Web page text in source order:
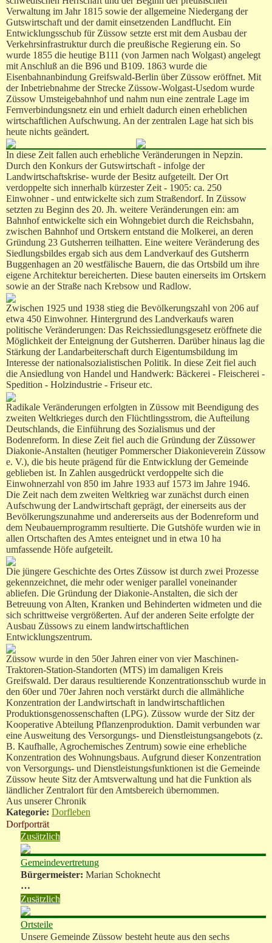
Verwaltung im Jahr 1815 sowie der allgemeine Niedergang der
Gutswirtschaft und der damit einsetzenden Landflucht. Ein
Entwicklungsschub für Züssow setzte erst mit dem Ausbau der
Verkehrsinfrastruktur durch die preußische Regierung ein. So
wurde 1855 die heutige B111 (von Jarmen nach Wolgast) angelegt
mit Anschluß an die B96 und B109. 1863 wurde die
Eisenbahnanbindung Greifswald-Berlin über Züssow eröffnet. Mit
der Inbetriebnahme der Strecke Züssow-Wolgast-Usedom wurde
Züssow Umsteigebahnhof und nahm nun eine zentrale Lage im
Fernverbindungsnetz ein und erhielt dadurch einen erheblichen
wirtschaftlichen Aufschwung. An der zentralen Lage hat sich bis
heute nichts geändert.
In diese Zeit fallen auch erhebliche Veränderungen in Nepzin.
Durch den Konkurs der Gutswirtschaft - infolge der
Landwirtschaftskrise- wurde der Besitz aufgeteilt. Der Ort
verdoppelte sich innerhalb kürzester Zeit - 1905: ca. 250
Einwohner - und entwickelte sich zum Straßendorf. In Züssow
setzten zu Beginn des 20. Jh. weitere Veränderungen ein: am
Bahnhof entwickelte sich ein Wohngebiet durch die Reichsbahn,
zwischen Bahnhof und Ortskern entstand die Molkerei, an deren
Gründung 23 Gutsherren teilhatten. Eine weitere Veränderung des
Siedlungsbildes ergab sich aus dem Landverkauf des Gutsherrn
Buggenhagen an 20 westfälische Bauern, die das Ortsbild um ihre
eigene Architektur bereicherten. Diese bauten einerseits im Ortskern
sowie an der Straße nach Krebsow und Radlow.
Zwischen 1925 und 1938 stieg die Bevölkerungszahl von 206 auf
etwa 450 Einwohner. Hintergrund des Landverkaufs waren
politische Veränderungen: Das Reichssiedlungsgesetz eröffnete die
Möglichkeit der Enteignung der Gutsherren. Darüber hinaus lag die
Stärkung der Landarbeiterschaft durch Eigentumsbildung im
Interesse der nationalsozialistischen Politik. In diese Zeit fiel auch
die Ansiedlung von Handel und Handwerk: Bäckerei - Fleischerei -
Spedition - Holzindustrie - Friseur etc.
Radikale Veränderungen erfolgten in Züssow mit Beendigung des
zweiten Weltkrieges durch den Flüchtlingsstrom, die Aufteilung
Deutschlands, die Einführung des Sozialismus und der
Bodenreform. In diese Zeit fiel auch die Gründung der Züssower
Diakonie-Anstalten (heutiger Pommerscher Diakonieverein Züssow
e. V.), die bis heute prägend für die Entwicklung der Gemeinde
geblieben ist. In Zahlen ausgedrückt verdoppelte sich die
Einwohnerzahl von 850 im Jahre 1933 auf 1573 im Jahre 1946.
Die Zeit nach dem zweiten Weltkrieg war zunächst durch einen
Aufschwung der Landwirtschaft geprägt, der einerseits aus der
Bevölkerungszunahme und andererseits aus der Bodenreform und
dem Neubauernprogramm resultierte. Die Gutshöfe wurden wie in
allen Ortschaften des Amtes enteignet und in etwa 10 ha
umfassende Höfe aufgeteilt.
Die jüngere Geschichte des Ortes Züssow ist durch zwei Prozesse
gekennzeichnet, die mehr oder weniger parallel voneinander
abliefen. Die Gründung der Diakonie-Anstalten, die sich der
Betreuung von Alten, Kranken und Behinderten widmeten und die
sich schrittweise vergrößerten. Auf der anderen Seite erfolgte der
Ausbau Züssows zu einem landwirtschaftlichen
Entwicklungszentrum.
Züssow wurde in den 50er Jahren einer von vier Maschinen-
Traktoren-Station-Standorten (MTS) im damaligen Kreis
Greifswald. Der daraus resultierende Konzentrationsschub wurde in
den 60er und 70er Jahren noch verstärkt durch die allmähliche
Konzentration der Landwirtschaft in landwirtschaftlichen
Produktionsgenossenschaften (LPG). Züssow wurde der Sitz der
Kooperative Abteilung Pflanzenproduktion. Damit verbunden war
eine Ausweitung des Versorgungs- und Dienstleistungsangebots (z.
B. Kaufhalle, Agrochemisches Zentrum) sowie eine erhebliche
Konzentration des Wohnungsbaus. Aufgrund dieser Konzentration
von Versorgungs- und Dienstleistungsfunktionen ist die Gemeinde
Züssow heute Sitz der Amtsverwaltung und hat die Funktion als
ländlicher Zentralort für den Amtsbereich übernommen.
Aus unserer Chronik
Kategorie: Dorfleben
Dorfporträt
Zusätzlich
Gemeindevertretung
Bürgermeister: Marian Schoknecht
…
Zusätzlich
Ortsteile
Unsere Gemeinde Züssow besteht heute aus den sechs